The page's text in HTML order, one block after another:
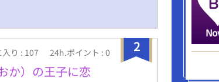
2
り : 107 24h.ポイント : 0
か）の王子に恋